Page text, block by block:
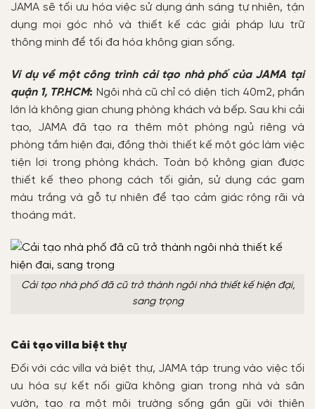
JAMA sẽ tối ưu hóa việc sử dụng ánh sáng tự nhiên, tận
dụng mọi góc nhỏ và thiết kế các giải pháp lưu trữ
thông minh để tối đa hóa không gian sống.
Ví dụ về một công trình cải tạo nhà phố của JAMA tại
quận 1, TP.HCM: Ngôi nhà cũ chỉ có diện tích 40m2, phần
lớn là không gian chung phòng khách và bếp. Sau khi cải
tạo, JAMA đã tạo ra thêm một phòng ngủ riêng và
phòng tắm hiện đại, đồng thời thiết kế một góc làm việc
tiện lợi trong phòng khách. Toàn bộ không gian được
thiết kế theo phong cách tối giản, sử dụng các gam
màu trắng và gỗ tự nhiên để tạo cảm giác rộng rãi và
thoáng mát.
Cải tạo nhà phố đã cũ trở thành ngôi nhà thiết kế hiện đại,
sang trọng
Cải tạo villa biệt thự
Đối với các villa và biệt thự, JAMA tập trung vào việc tối
ưu hóa sự kết nối giữa không gian trong nhà và sân
vườn, tạo ra một môi trường sống gần gũi với thiên